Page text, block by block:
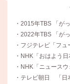
・2015年TBS 「が
・2022年TBS 「が
・フジテレビ「フュ
・NHK「おはよう日
・NHK「ニュースウ
・テレビ朝日 「日